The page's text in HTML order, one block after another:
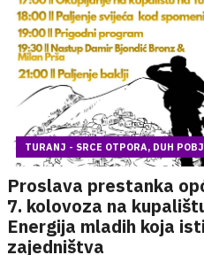
TURANJ - SRCE OTPORA, DUH
Proslava prestanka
7. kolovoza na
Energija mladih koja
zajedništva